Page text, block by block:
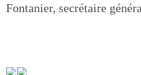
Fontanier, secrétaire